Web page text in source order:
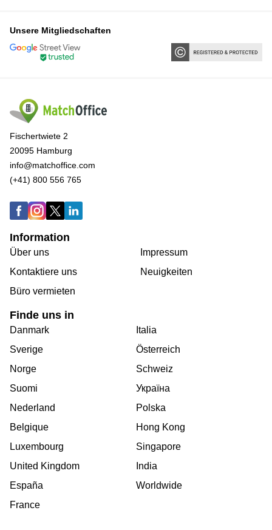
Unsere Mitgliedschaften
Fischertwiete 2
20095 Hamburg
info@matchoffice.com
(+41) 800 556 765
Information
Über uns
Kontaktiere uns
Büro vermieten
Impressum
Neuigkeiten
Finde uns in
Danmark
Sverige
Norge
Suomi
Nederland
Belgique
Luxembourg
United Kingdom
España
France
Italia
Österreich
Schweiz
Україна
Polska
Hong Kong
Singapore
India
Worldwide